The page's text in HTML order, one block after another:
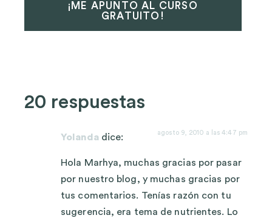
¡ME APUNTO AL CURSO
GRATUITO!
20 respuestas
Yolanda dice: agosto 9, 2010 a las 4:47 pm
Hola Marhya, muchas gracias por pasar
por nuestro blog, y muchas gracias por
tus comentarios. Tenías razón con tu
sugerencia, era tema de nutrientes. Lo